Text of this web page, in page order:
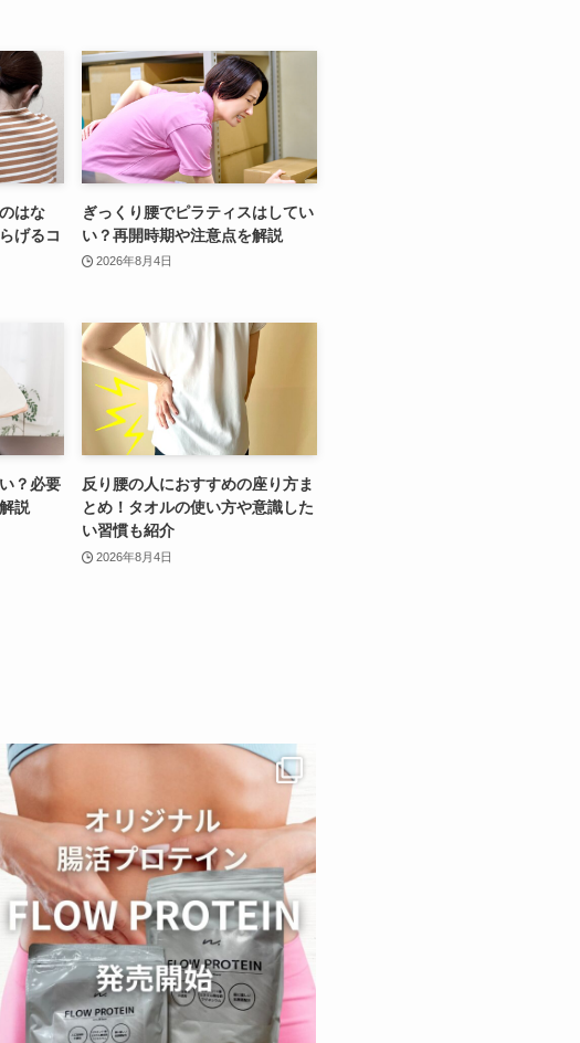
はな
げるコ
ぎっくり腰でピラティスはしてい
い？再開時期や注意点を解説
2026年8月4日
？必要
説
反り腰の人におすすめの座り方ま
とめ！タオルの使い方や意識した
い習慣も紹介
2026年8月4日